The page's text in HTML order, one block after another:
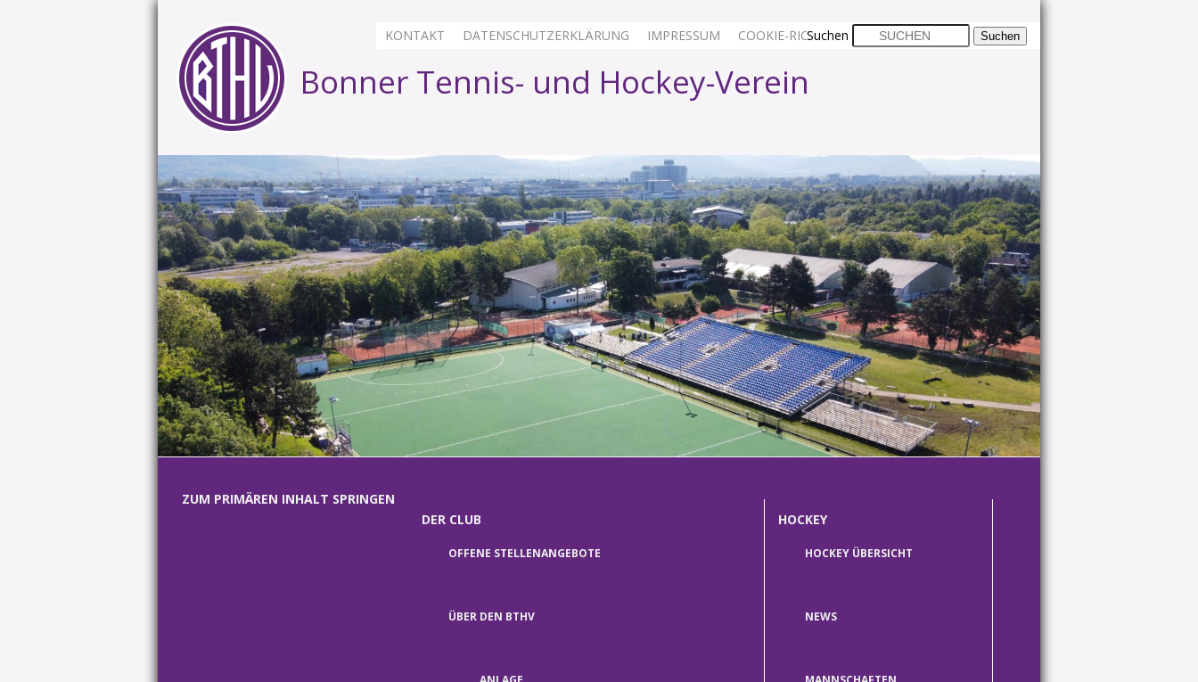
KONTAKT DATENSCHUTZERKLÄRUNG IMPRESSUM COOKIE-RICHTLINIE (EU)
Suchen
Bonner Tennis- und Hockey-Verein
1 2 3
ZUM PRIMÄREN INHALT SPRINGEN
DER CLUB
OFFENE STELLENANGEBOTE
ÜBER DEN BTHV
HOCKEY
HOCKEY ÜBERSICHT
NEWS